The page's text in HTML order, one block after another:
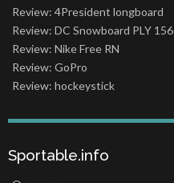
Review: 4President longboard
Review: DC Snowboard PLY 156
Review: Nike Free RN
Review: GoPro
Review: hockeystick
Sportable.info